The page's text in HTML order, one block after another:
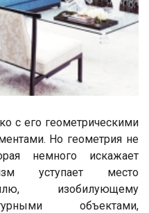
с его геометрическими
Но геометрия не
немного искажает
уступает место
изобилующему
объектами,